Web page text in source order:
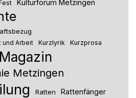
Kulturforum Metzingen
und Arbeit Kurzlyrik Kurzprosa
Magazin
Metzingen
Ratten Rattenfänger